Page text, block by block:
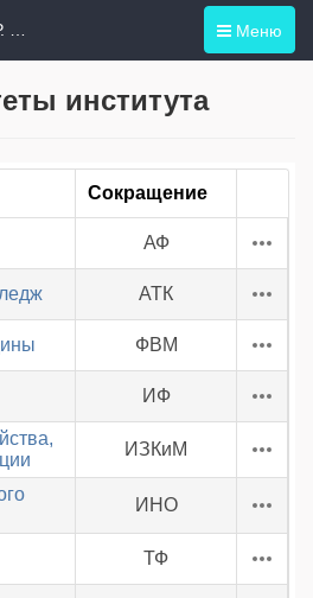
Меню
института
Сокращение
АФ
АТК
ФВМ
ИФ
ИЗКиМ
ИНО
ТФ